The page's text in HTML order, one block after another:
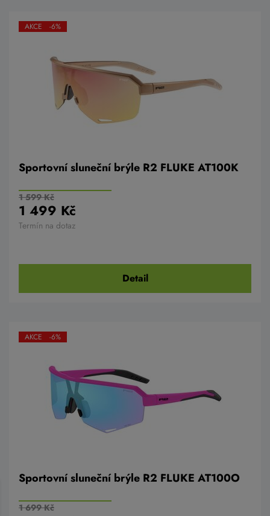
Sportovní sluneční brýle R2 FLUKE AT100K
AKCE -6%
1 599 Kč
1 499 Kč
Termín na dotaz
Detail
Sportovní sluneční brýle R2 FLUKE AT100O
AKCE -6%
1 699 Kč